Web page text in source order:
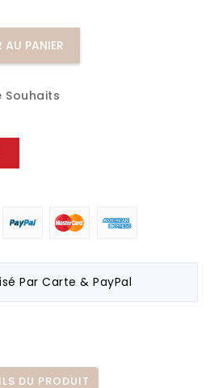
AU PANIER
Souhaits
Par Carte & PayPal
DU PRODUIT